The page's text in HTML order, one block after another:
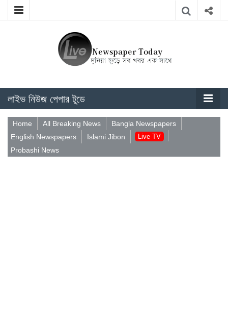
লাইভ নিউজ পেপার টুডে
Home All Breaking News
Bangla Newspapers
English Newspapers
Islami Jibon Live TV
Probashi News